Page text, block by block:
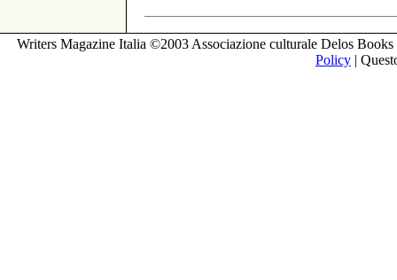
Writers Magazine Italia ©2003 Associazione culturale Delos
Policy |